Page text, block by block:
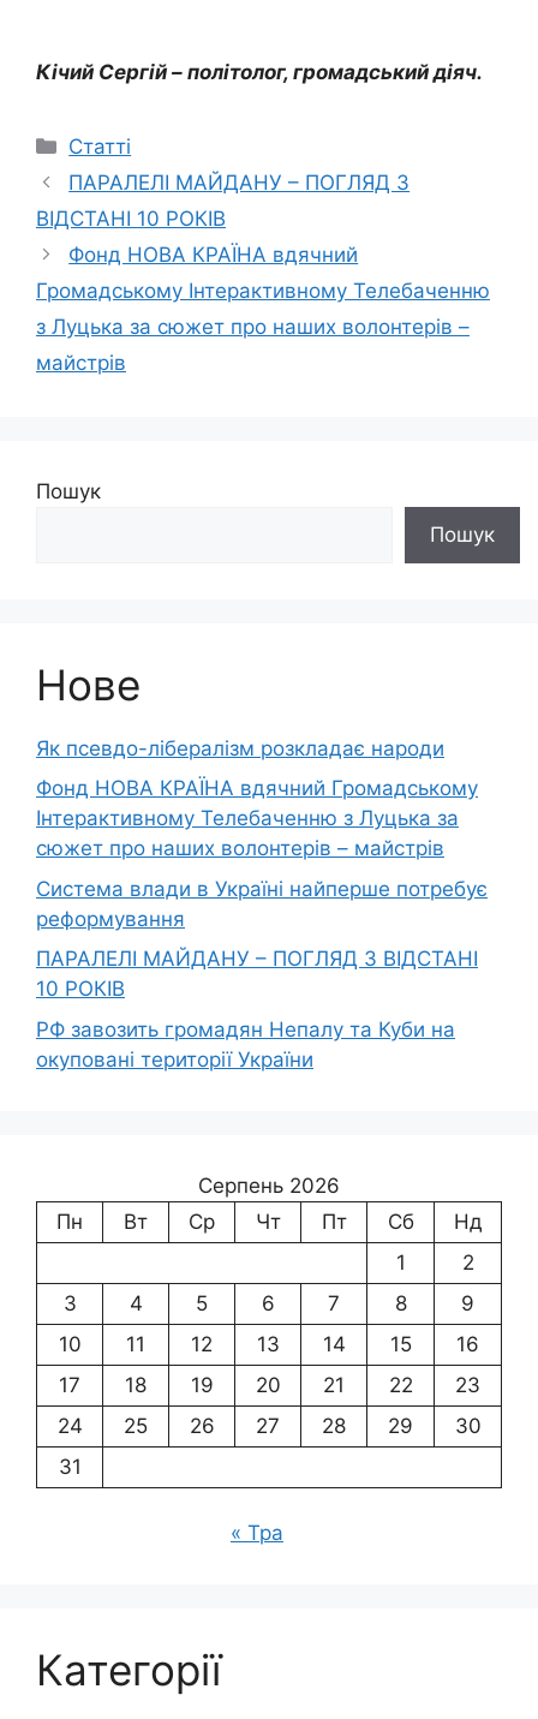
Кічий Сергій – політолог, громадський діяч.
Категорії
Статті
ПАРАЛЕЛІ МАЙДАНУ – ПОГЛЯД З
ВІДСТАНІ 10 РОКІВ
Фонд НОВА КРАЇНА вдячний
Громадському Інтерактивному Телебаченню
з Луцька за сюжет про наших волонтерів –
майстрів
Пошук
Пошук
Нове
Як псевдо-лібералізм розкладає народи
Фонд НОВА КРАЇНА вдячний Громадському
Інтерактивному Телебаченню з Луцька за
сюжет про наших волонтерів – майстрів
Система влади в Україні найперше потребує
реформування
ПАРАЛЕЛІ МАЙДАНУ – ПОГЛЯД З ВІДСТАНІ
10 РОКІВ
РФ завозить громадян Непалу та Куби на
окуповані території України
Серпень 2026
Пн
Вт Ср Чт Пт Сб
Нд
1
2
3
4 5 6 7 8
9
10
11 12 13 14 15
16
17
18 19 20 21 22
23
24
25 26 27 28 29
30
31
« Тра
Категорії